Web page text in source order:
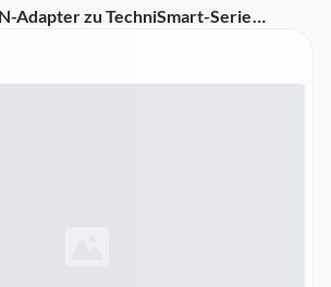
Adapter zu TechniSmart-Serie